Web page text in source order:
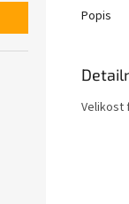
Popis
Velikost